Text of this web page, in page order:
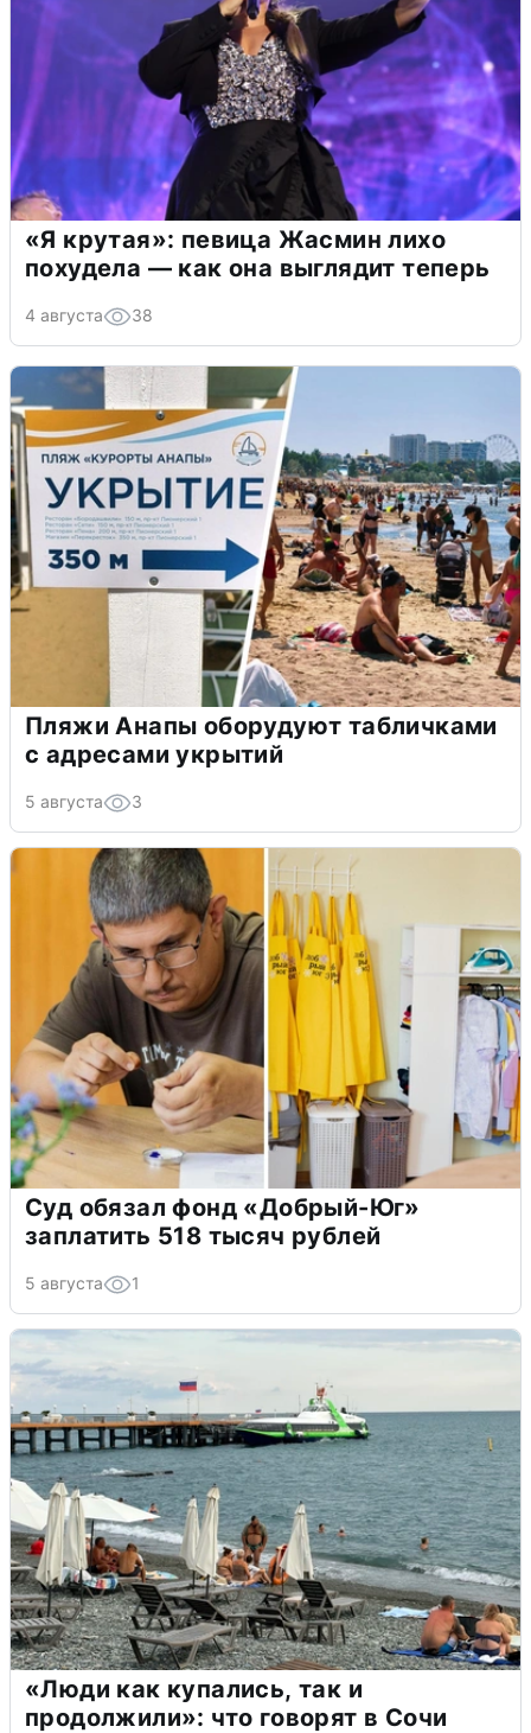
«Я крутая»: певица Жасмин лихо
похудела — как она выглядит теперь
4 августа 38
Пляжи Анапы оборудуют табличками
с адресами укрытий
5 августа 3
Суд обязал фонд «Добрый-Юг»
заплатить 518 тысяч рублей
5 августа 1
«Люди как купались, так и
продолжили»: что говорят в Сочи